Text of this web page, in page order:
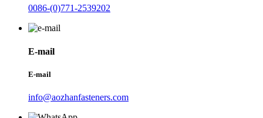
0086-(0)771-2539202
E-mail
E-mail
info@aozhanfasteners.com